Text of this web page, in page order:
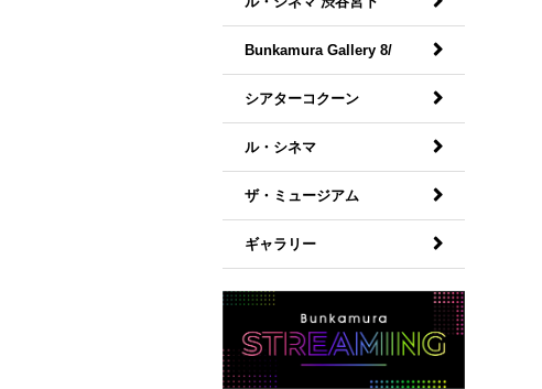
Bunkamura Gallery 8/
シアターコクーン
ル・シネマ
ザ・ミュージアム
ギャラリー